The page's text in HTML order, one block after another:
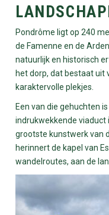
Pondrôme ligt op 240
de Famenne en de
natuurlijk en historisch
het dorp, dat bestaat uit
karaktervolle plekjes.
Een van die gehuchten
indrukwekkende viaduct
grootste kunstwerk van
herinnert de kapel van
wandelroutes, aan de